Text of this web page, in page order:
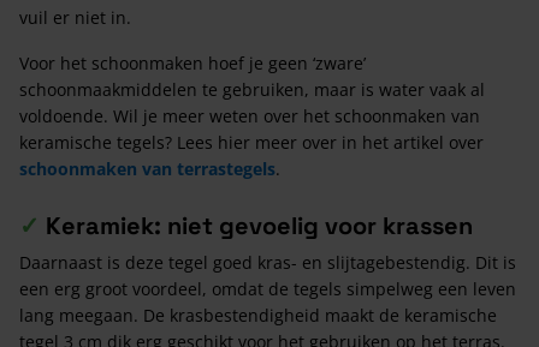
vuil er niet in.
Voor het schoonmaken hoef je geen ‘zware’
schoonmaakmiddelen te gebruiken, maar is water vaak al
voldoende. Wil je meer weten over het schoonmaken van
keramische tegels? Lees hier meer over in het artikel over
schoonmaken van terrastegels.
✓ Keramiek: niet gevoelig voor krassen
Daarnaast is deze tegel goed kras- en slijtagebestendig. Dit is
een erg groot voordeel, omdat de tegels simpelweg een leven
lang meegaan. De krasbestendigheid maakt de keramische
tegel 3 cm dik erg geschikt voor het gebruiken op het terras.